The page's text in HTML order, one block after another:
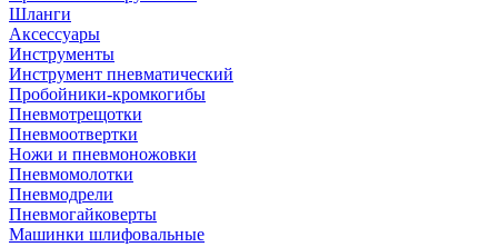
Шланги
Аксессуары
Инструменты
Инструмент пневматический
Пробойники-кромкогибы
Пневмотрещотки
Пневмоотвертки
Ножи и пневмоножовки
Пневмомолотки
Пневмодрели
Пневмогайковерты
Машинки шлифовальные